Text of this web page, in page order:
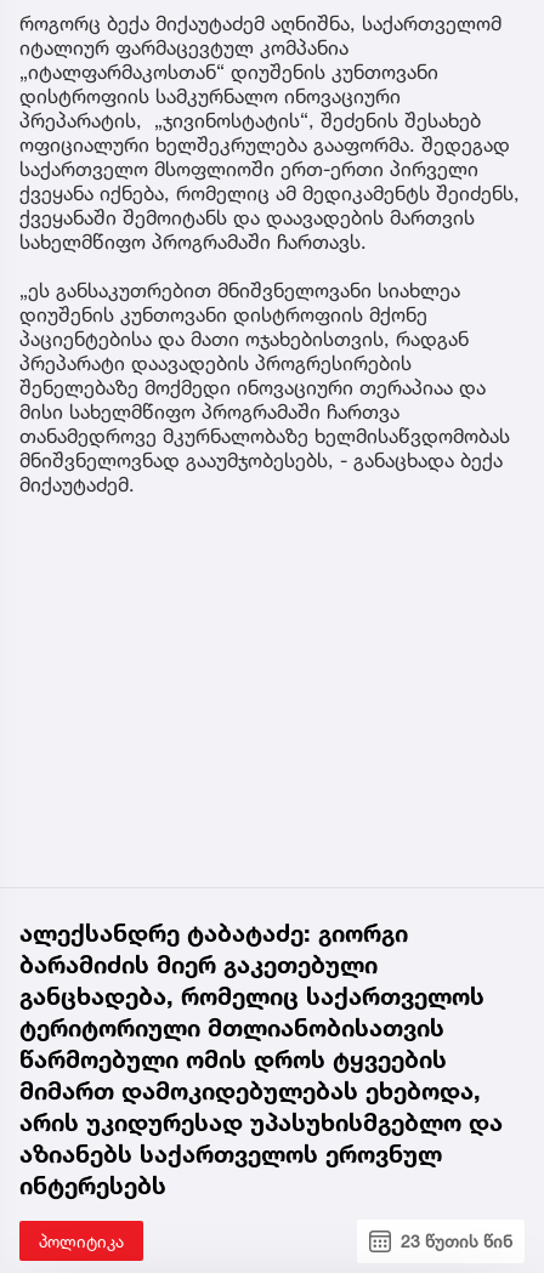
როგორც ბექა მიქაუტაძემ აღნიშნა, საქართველომ
იტალიურ ფარმაცევტულ კომპანია
„იტალფარმაკოსთან“ დიუშენის კუნთოვანი
დისტროფიის სამკურნალო ინოვაციური
პრეპარატის, „ჯივინოსტატის“, შეძენის შესახებ
ოფიციალური ხელშეკრულება გააფორმა. შედეგად
საქართველო მსოფლიოში ერთ-ერთი პირველი
ქვეყანა იქნება, რომელიც ამ მედიკამენტს შეიძენს,
ქვეყანაში შემოიტანს და დაავადების მართვის
სახელმწიფო პროგრამაში ჩართავს.
„ეს განსაკუთრებით მნიშვნელოვანი სიახლეა
დიუშენის კუნთოვანი დისტროფიის მქონე
პაციენტებისა და მათი ოჯახებისთვის, რადგან
პრეპარატი დაავადების პროგრესირების
შენელებაზე მოქმედი ინოვაციური თერაპიაა და
მისი სახელმწიფო პროგრამაში ჩართვა
თანამედროვე მკურნალობაზე ხელმისაწვდომობას
მნიშვნელოვნად გააუმჯობესებს, - განაცხადა ბექა
მიქაუტაძემ.
ალექსანდრე ტაბატაძე: გიორგი
ბარამიძის მიერ გაკეთებული
განცხადება, რომელიც საქართველოს
ტერიტორიული მთლიანობისათვის
წარმოებული ომის დროს ტყვეების
მიმართ დამოკიდებულებას ეხებოდა,
არის უკიდურესად უპასუხისმგებლო და
აზიანებს საქართველოს ეროვნულ
ინტერესებს
პოლიტიკა 23 წუთის წინ